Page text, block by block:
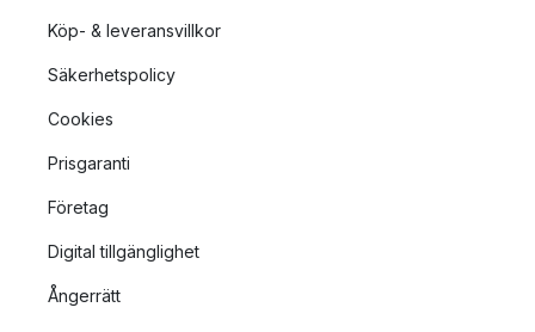
Köp- & leveransvillkor
Säkerhetspolicy
Cookies
Prisgaranti
Företag
Digital tillgänglighet
Ångerrätt